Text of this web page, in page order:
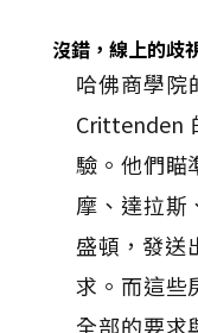
沒錯，線上的歧
哈佛商學院
Crittenden
驗。他們瞄
摩、達拉斯
盛頓，發送
求。而這些
全部的要求